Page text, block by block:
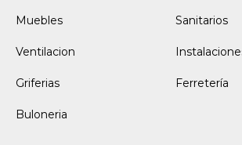
Muebles Sanitarios
Ventilacion
Griferias Ferretería
Buloneria